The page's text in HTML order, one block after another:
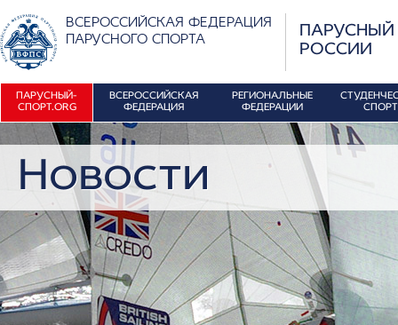
ВСЕРОССИЙСКАЯ ФЕДЕРАЦИЯ
ПАРУСНОГО СПОРТА
ПАРУСНЫЙ
РОССИИ
ПАРУСНЫЙ-
СПОРТ.ORG
ВСЕРОССИЙСКАЯ
ФЕДЕРАЦИЯ
РЕГИОНАЛЬНЫЕ
ФЕДЕРАЦИИ
СПОРТ
Новости